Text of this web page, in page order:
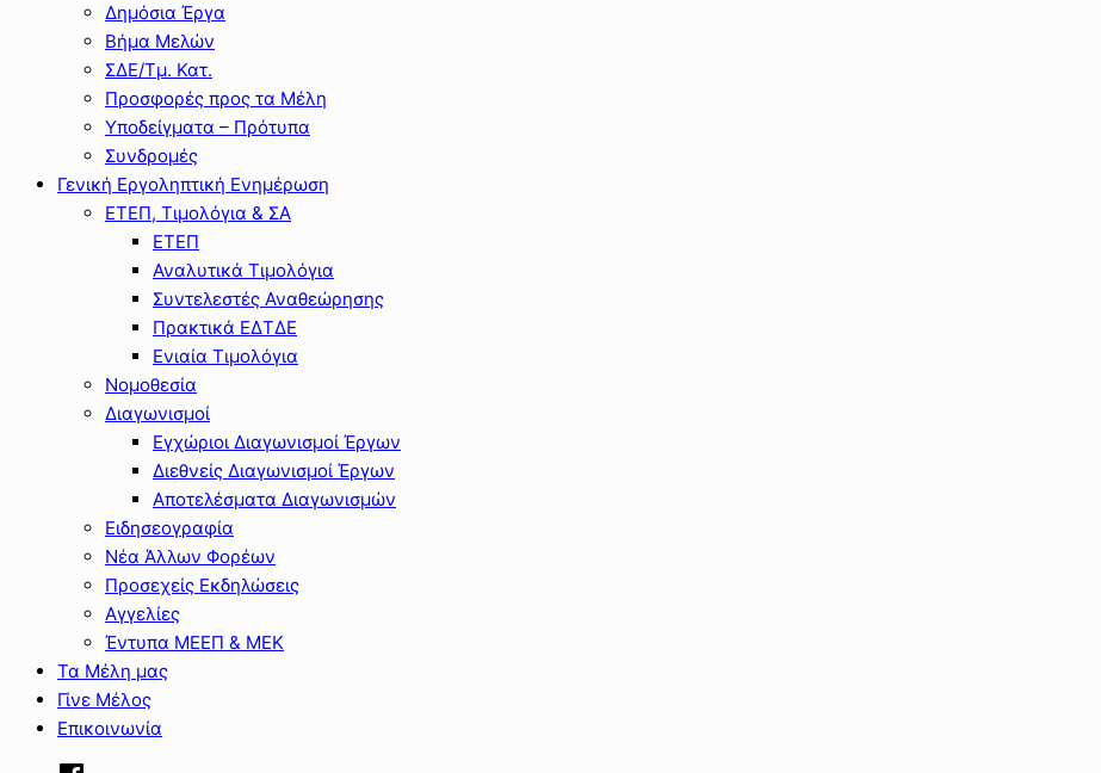
Δημόσια Έργα
Βήμα Μελών
ΣΔΕ/Τμ. Κατ.
Προσφορές προς τα Μέλη
Υποδείγματα – Πρότυπα
Συνδρομές
Γενική Εργοληπτική Ενημέρωση
ΕΤΕΠ, Τιμολόγια & ΣΑ
ΕΤΕΠ
Αναλυτικά Τιμολόγια
Συντελεστές Αναθεώρησης
Πρακτικά ΕΔΤΔΕ
Ενιαία Τιμολόγια
Νομοθεσία
Διαγωνισμοί
Εγχώριοι Διαγωνισμοί Έργων
Διεθνείς Διαγωνισμοί Έργων
Αποτελέσματα Διαγωνισμών
Ειδησεογραφία
Νέα Άλλων Φορέων
Προσεχείς Εκδηλώσεις
Αγγελίες
Έντυπα ΜΕΕΠ & ΜΕΚ
Τα Μέλη μας
Γίνε Μέλος
Επικοινωνία